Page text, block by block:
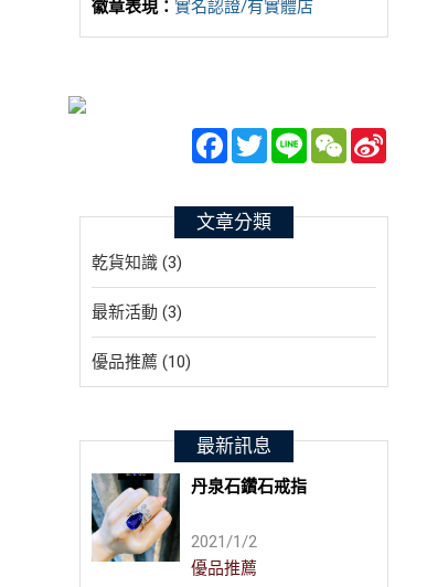
徽章表現： 實名認證/有實體店
Facebook
TwitterLine WeChat
文章分類
乾貨知識 (3)
最新活動 (3)
優品推薦 (10)
最新訊息
丹泉石鑽石戒指
2021/1/2
優品推薦